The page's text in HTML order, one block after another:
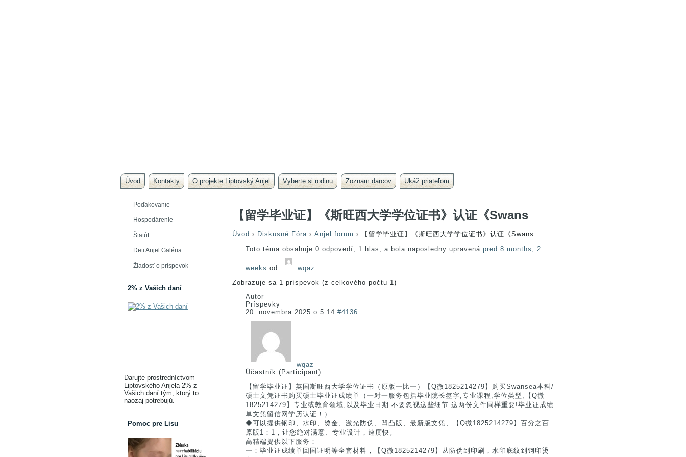
Úvod Kontakty O projekte Liptovský Anjel Vyberte si rodinu Zoznam darcov Ukáž priateľom
Poďakovanie
Hospodárenie
Štatút
Deti Anjel Galéria
Žiadosť o príspevok
2% z Vašich daní
Darujte prostredníctvom
Liptovského Anjela 2% z
Vašich daní tým, ktorý to
naozaj potrebujú.
Pomoc pre Lisu
【留学毕业证】《斯旺西大学学位证书》认证《Swans
Úvod › Diskusné Fóra › Anjel forum ›
【留学毕业证】《斯旺西大学学位证书》认证《Swans
Toto téma obsahuje 0 odpovedí, 1 hlas, a bola naposledny upravená pred 8 months, 2
weeks od wqaz .
Zobrazuje sa 1 príspevok (z celkového počtu 1)
Autor
Príspevky
20. novembra 2025 o 5:14 #4136
wqaz
Účastník (Participant)
【留学毕业证】英国斯旺西大学学位证书（原版一比一）【Q微1825214279】购买Swansea本科/
硕士文凭证书购买硕士毕业证成绩单（一对一服务包括毕业院长签字,专业课程,学位类型,【Q微
1825214279】专业或教育领域,以及毕业日期.不要忽视这些细节.这两份文件同样重要!毕业证成绩
单文凭留信网学历认证！）
◆可以提供钢印、水印、烫金、激光防伪、凹凸版、最新版文凭、【Q微1825214279】百分之百
原版1：1，让您绝对满意、专业设计，速度快。
高精端提供以下服务：
一：毕业证成绩单回国证明等全套材料，【Q微1825214279】从防伪到印刷，水印底纹到钢印烫